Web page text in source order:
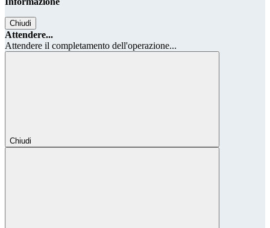
Chiudi
Attendere...
Attendere il completamento dell'operazione...
Chiudi